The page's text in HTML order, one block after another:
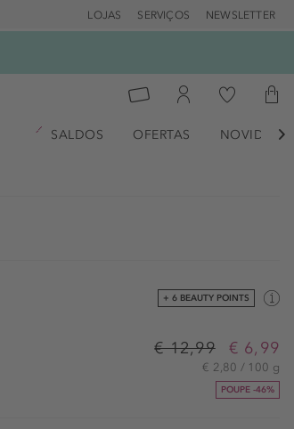
LOJAS SERVIÇOS NEWSLETTER
SALDOS OFERTAS 
+ 6 BEAUTY POINTS
€ 12,99 € 6,99
€ 2,80 / 100 g
POUPE -46%